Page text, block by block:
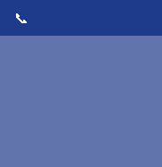
📞